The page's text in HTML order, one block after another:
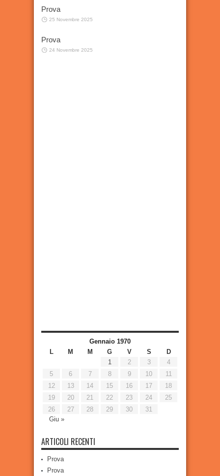
Prova
25 Novembre 2025
Prova
24 Novembre 2025
Gennaio 1970
L
M M G V S
D
1
2 3
4
5
6 7 8 9 10
11
12
13 14 15 16 17
18
19
20 21 22 23 24
25
26
27 28 29 30
31
Giu »
ARTICOLI RECENTI
Prova
Prova